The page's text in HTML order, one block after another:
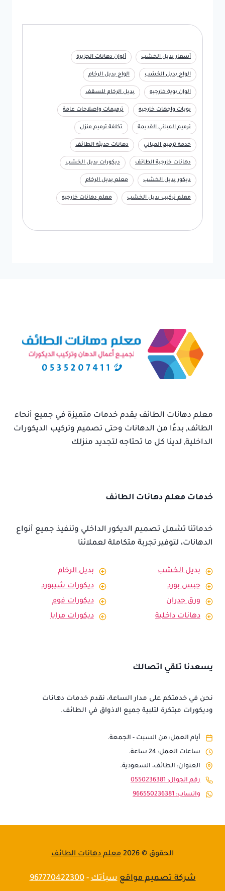
أسعار بديل الخشب ألوان دهانات الجزيرة
الواح بديل الخشب الواح بديل الرخام
الوان بوية خارجيه بديل الرخام للسقف
بويات واجهات خارجيه ترميمات واصلاحات عامة
ترميم المباني القديمة تكلفة ترميم منزل
خدمة ترميم المباني دهانات حديثة الطائف
دهانات خارجية الطائف ديكورات بديل الخشب
ديكور بديل الخشب معلم بديل الرخام
معلم تركيب بديل الخشب معلم دهانات خارجيه
معلم دهانات الطائف يقدم خدمات متميزة في جميع أنحاء
الطائف, بدءًا من الدهانات وحتى تصميم وتركيب الديكورات
الداخلية, لدينا كل ما تحتاجه لتجديد منزلك
خدمات معلم دهانات الطائف
خدماتنا تشمل تصميم الديكور الداخلي وتنفيذ جميع أنواع
الدهانات، لتوفير تجربة متكاملة لعملائنا
بديل الخشب
بديل الرخام
جبس بورد
ديكورات شيبورد
ورق جدران
ديكورات فوم
دهانات داخلية
ديكورات مرايا
يسعدنا تلقي اتصالك
نحن في خدمتكم على مدار الساعة، نقدم خدمات دهانات
وديكورات مبتكرة لتلبية جميع الاذواق في الطائف.
أيام العمل: من السبت - الجمعة.
ساعات العمل: 24 ساعة.
العنوان: الطائف، السعودية.
رقم الجوال: 0550236381
واتساب: 966550236381
الحقوق © 2026 معلم دهانات الطائف
شركة تصميم مواقع سبأتك-
967770422300